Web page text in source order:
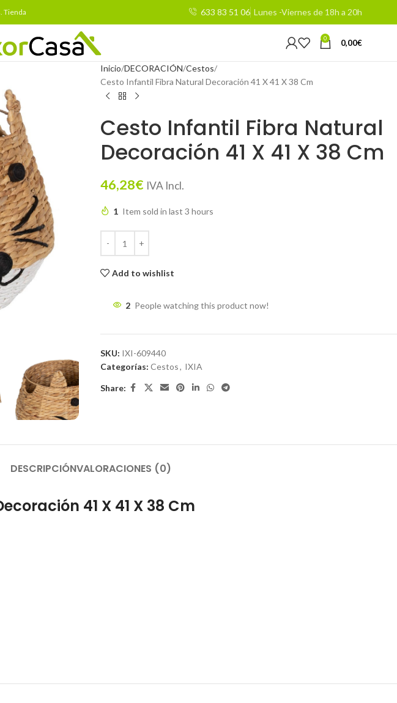
Tienda 633 83 51 06 Lunes -Viernes de 18h a 20h
0 0,00€
Inicio DECORACIÓN Cestos
Cesto Infantil Fibra Natural Decoración 41 X 41 X 38 Cm
Cesto Infantil Fibra Natural
Decoración 41 X 41 X 38 Cm
46,28€ IVA Incl.
1 Item sold in last 3 hours
Add to wishlist
2 People watching this product now!
SKU: IXI-609440
Categorías: Cestos, IXIA
Share:
DESCRIPCIÓNVALORACIONES (0)
41 X 41 X 38 Cm